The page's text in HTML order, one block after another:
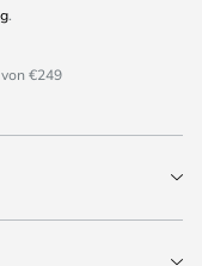
.
€249